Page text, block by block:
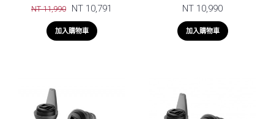
NT 11,990 NT 10,791
加入購物車
NT 10,990
加入購物車